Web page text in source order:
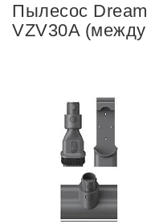
Пылесос
VZV30A